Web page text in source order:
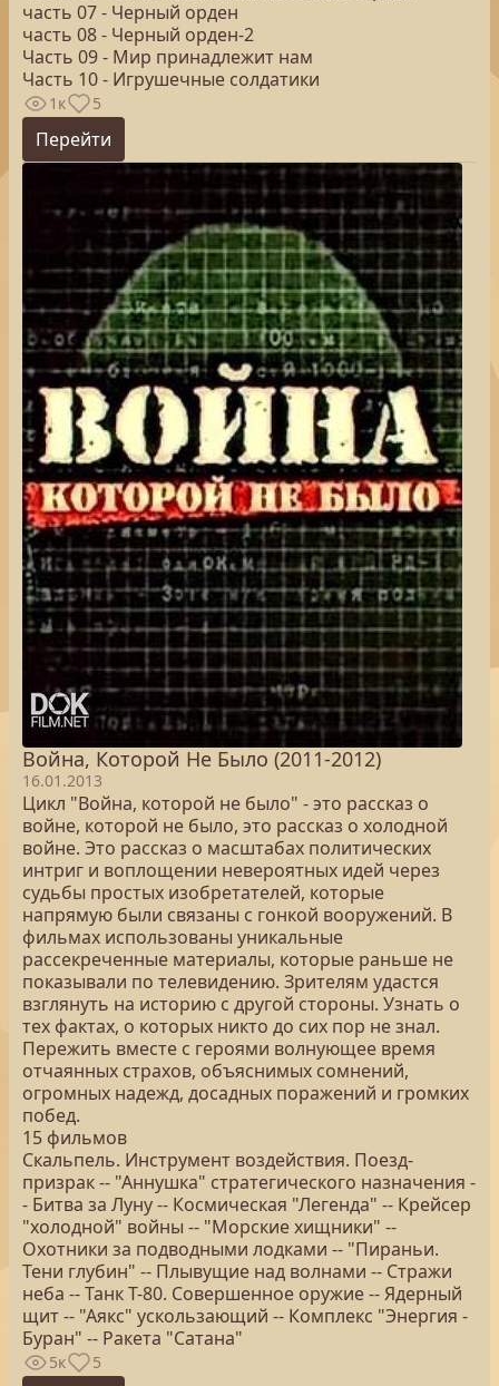
часть 07 - Черный орден
часть 08 - Черный орден-2
Часть 09 - Мир принадлежит нам
Часть 10 - Игрушечные солдатики
1к 5
Перейти
Война, Которой Не Было (2011-2012)
16.01.2013
Цикл "Война, которой не было" - это рассказ о
войне, которой не было, это рассказ о холодной
войне. Это рассказ о масштабах политических
интриг и воплощении невероятных идей через
судьбы простых изобретателей, которые
напрямую были связаны с гонкой вооружений. В
фильмах использованы уникальные
рассекреченные материалы, которые раньше не
показывали по телевидению. Зрителям удастся
взглянуть на историю с другой стороны. Узнать о
тех фактах, о которых никто до сих пор не знал.
Пережить вместе с героями волнующее время
отчаянных страхов, объяснимых сомнений,
огромных надежд, досадных поражений и громких
побед.
15 фильмов
Скальпель. Инструмент воздействия. Поезд-
призрак -- "Аннушка" стратегического назначения -
- Битва за Луну -- Космическая "Легенда" -- Крейсер
"холодной" войны -- "Морские хищники" --
Охотники за подводными лодками -- "Пираньи.
Тени глубин" -- Плывущие над волнами -- Стражи
неба -- Танк Т-80. Совершенное оружие -- Ядерный
щит -- "Аякс" ускользающий -- Комплекс "Энергия -
Буран" -- Ракета "Сатана"
5к 5